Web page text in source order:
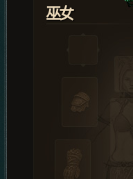
巫女